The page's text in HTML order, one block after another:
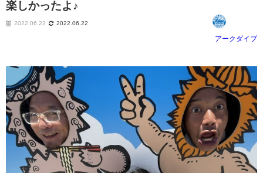
楽しかったよ♪
2022.06.22 2022.06.22
アークダイブ